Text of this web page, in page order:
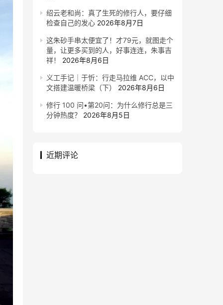
绍云老和尚：真了生死的修行人，要仔细
检查自己的发心 2026年8月7日
这朱砂手串太便宜了！才79元，就图走个
量，让更多买到的人，好事连连，朱事吉
祥！
2026年8月6日
义工手记｜于忻：行走马拉维 ACC，以中
文搭建温暖桥梁（下）
2026年8月6日
修行 100 问•第20问：为什么修行总是三
分钟热度？
2026年8月5日
近期评论